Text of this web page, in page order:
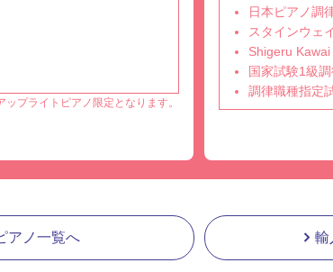
プライトピアノ限定となります。
日本ピアノ調
スタインウェ
Shigeru
国家試験1級
調律職種指定
アノ一覧へ 輸